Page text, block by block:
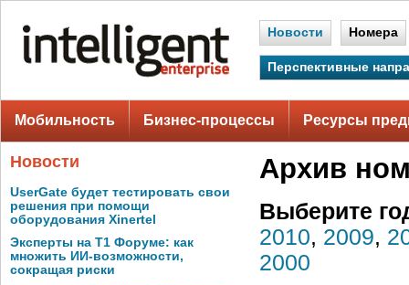
Новости Номера
Перспективные
Мобильность Бизнес-процессы Ресурсы
Новости
UserGate будет тестировать свои
решения при помощи
оборудования Xinertel
Эксперты на Т1 Форуме: как
множить ИИ-возможности,
сокращая риски
Архив
Выберите
2010, 2009,
2000